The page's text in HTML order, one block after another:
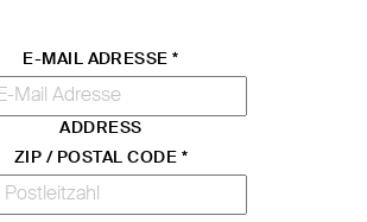
E-MAIL ADRESSE*
ADDRESS
ZIP / POSTAL CODE *